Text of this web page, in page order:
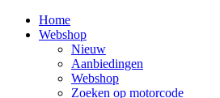
Home
Webshop
Nieuw
Aanbiedingen
Webshop
Zoeken op motorcode